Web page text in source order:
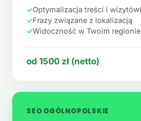
✓Optymalizacja treści i
✓Frazy związane z lokalizacją
✓Widoczność w Twoim regionie
od 1500 zł (netto)
SEO OGÓLNOPOLSKIE